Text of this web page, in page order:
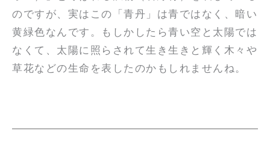
のですが、実はこの「青丹」は青ではなく、暗い
黄緑色なんです。もしかしたら青い空と太陽では
なくて、太陽に照らされて生き生きと輝く木々や
草花などの生命を表したのかもしれませんね。